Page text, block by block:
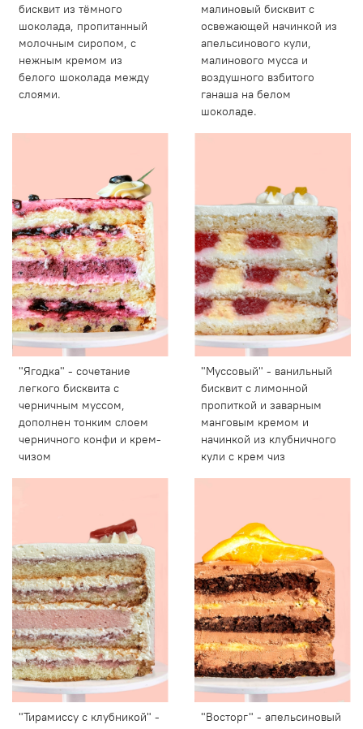
бисквит из тёмного
шоколада, пропитанный
молочным сиропом, с
нежным кремом из
белого шоколада между
слоями.
малиновый бисквит с
освежающей начинкой из
апельсинового кули,
малинового мусса и
воздушного взбитого
ганаша на белом
шоколаде.
"Ягодка" - сочетание
легкого бисквита с
черничным муссом,
дополнен тонким слоем
черничного конфи и крем-
чизом
"Муссовый" - ванильный
бисквит с лимонной
пропиткой и заварным
манговым кремом и
начинкой из клубничного
кули с крем чиз
"Тирамиссу с клубникой" -
"Восторг" - апельсиновый